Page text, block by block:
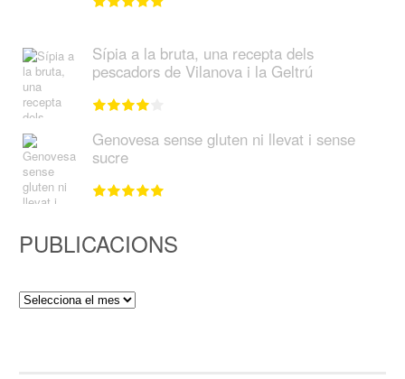
Sípia a la bruta, una recepta dels
pescadors de Vilanova i la Geltrú
Genovesa sense gluten ni llevat i sense
sucre
PUBLICACIONS
Publicacions